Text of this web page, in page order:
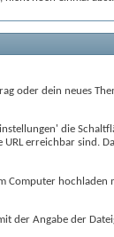
oder dein neues
die
erreichbar sind.
der Angabe der